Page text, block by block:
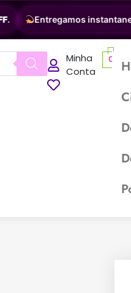
Entregamos
Minha
Conta
0